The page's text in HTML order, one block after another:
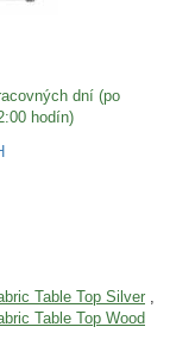
dní (po
hodín)
Table Top Silver ,
Table Top Wood